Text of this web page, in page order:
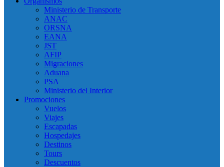
Ministerio de Transporte
ANAC
ORSNA
EANA
JST
AFIP
Migraciones
Aduana
PSA
Ministerio del Interior
Promociones
Vuelos
Viajes
Escapadas
Hospedajes
Destinos
Tours
Descuentos